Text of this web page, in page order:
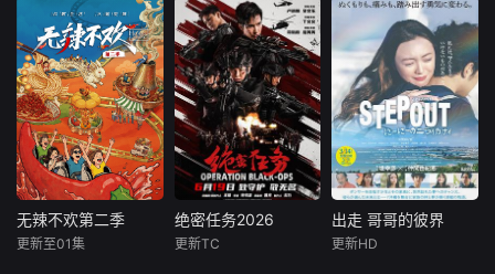
器，也是一代法律
人以信仰浇筑的职
业重器。
惊心的现场勘查，
到抽丝剥茧的线索
摸排，从跨区域的
缜密布控，到法网
恢恢的最终收网，
影片以真实的案件
卷宗、详实的侦办
细节，再现警方与
犯罪分子的激烈较
量，记录一线办案
人员的坚守与智
慧，剖析重案背后
聚焦南宋“状元贤
守”王十朋，以人物
生平为轴、精神内
核为魂，串联其求
学、治家、从政、
交友、寄情山水的
完整人生，既还原
一位“清廉刚直、勤
民务实”的古代贤士
形象，又挖掘其思
想与实践对当代的
网罗国内外离奇案
件，奇闻趣事，跟
沟长一起探寻真
相，读懂人心！
瓦格纳·马拉
西德·爱德华兹
一个普通的一
家四口突遭诡异变
故，被困在自家房
屋中超过1000天无
法出门。在资源消
耗殆尽与未知神秘
威胁的双重逼迫
下，一家人必须想
方设法联手求生，
无辣不欢第二季
无辣不欢第二季
更新至01集
绝密任务2026
更新TC
出走 哥哥的彼界
出走 哥哥的彼界
更新HD